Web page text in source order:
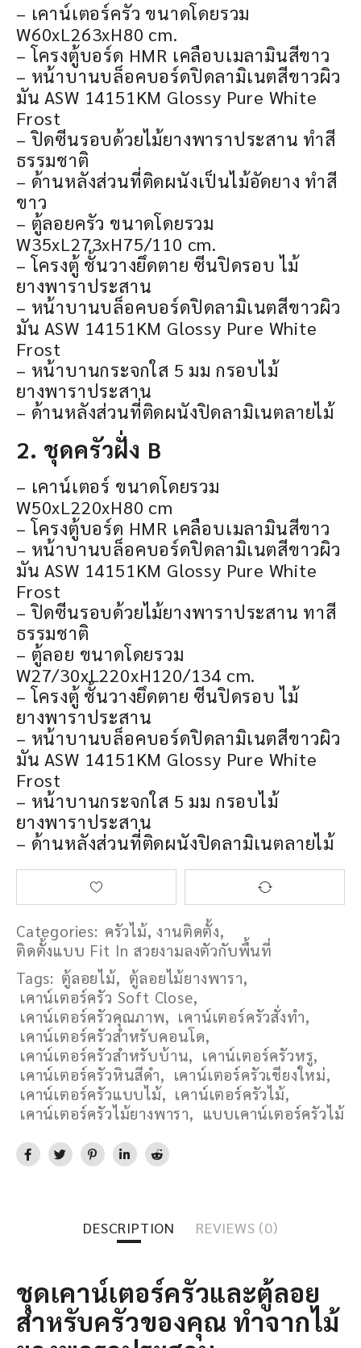
– เคาน์เตอร์ครัว ขนาดโดยรวม
W60xL263xH80 cm.
– โครงตู้บอร์ด HMR เคลือบเมลามินสีขาว
– หน้าบานบล็อคบอร์ดปิดลามิเนตสีขาวผิว
มัน ASW 14151KM Glossy Pure White
Frost
– ปิดซีนรอบด้วยไม้ยางพาราประสาน ทำสี
ธรรมชาติ
– ด้านหลังส่วนที่ติดผนังเป็นไม้อัดยาง ทำสี
ขาว
– ตู้ลอยครัว ขนาดโดยรวม
W35xL273xH75/110 cm.
– โครงตู้ ชั้นวางยึดตาย ซีนปิดรอบ ไม้
ยางพาราประสาน
– หน้าบานบล็อคบอร์ดปิดลามิเนตสีขาวผิว
มัน ASW 14151KM Glossy Pure White
Frost
– หน้าบานกระจกใส 5 มม กรอบไม้
ยางพาราประสาน
– ด้านหลังส่วนที่ติดผนังปิดลามิเนตลายไม้
2. ชุดครัวฝั่ง B
– เคาน์เตอร์ ขนาดโดยรวม
W50xL220xH80 cm
– โครงตู้บอร์ด HMR เคลือบเมลามินสีขาว
– หน้าบานบล็อคบอร์ดปิดลามิเนตสีขาวผิว
มัน ASW 14151KM Glossy Pure White
Frost
– ปิดซีนรอบด้วยไม้ยางพาราประสาน ทาสี
ธรรมชาติ
– ตู้ลอย ขนาดโดยรวม
W27/30xL220xH120/134 cm.
– โครงตู้ ชั้นวางยึดตาย ซีนปิดรอบ ไม้
ยางพาราประสาน
– หน้าบานบล็อคบอร์ดปิดลามิเนตสีขาวผิว
มัน ASW 14151KM Glossy Pure White
Frost
– หน้าบานกระจกใส 5 มม กรอบไม้
ยางพาราประสาน
– ด้านหลังส่วนที่ติดผนังปิดลามิเนตลายไม้
Categories: ครัวไม้,งานติดตั้ง,
ติดตั้งแบบ Fit In สวยงามลงตัวกับพื้นที่
Tags: ตู้ลอยไม้, ตู้ลอยไม้ยางพารา,
เคาน์เตอร์ครัว Soft Close,
เคาน์เตอร์ครัวคุณภาพ, เคาน์เตอร์ครัวสั่งทำ,
เคาน์เตอร์ครัวสำหรับคอนโด,
เคาน์เตอร์ครัวสำหรับบ้าน, เคาน์เตอร์ครัวหรู,
เคาน์เตอร์ครัวหินสีดำ, เคาน์เตอร์ครัวเชียงใหม่,
เคาน์เตอร์ครัวแบบไม้, เคาน์เตอร์ครัวไม้,
เคาน์เตอร์ครัวไม้ยางพารา, แบบเคาน์เตอร์ครัวไม้
DESCRIPTION REVIEWS (0)
ชุดเคาน์เตอร์ครัวและตู้ลอย
สำหรับครัวของคุณ ทำจากไม้